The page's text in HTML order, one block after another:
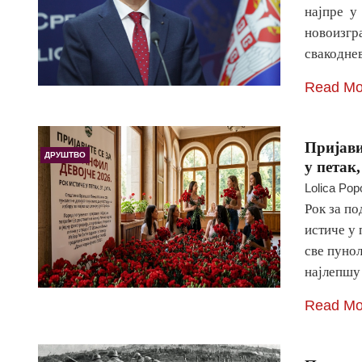
најпре у
Read
ДРУШТВО
у
Lolica
Рок за
истиче у
све
Read